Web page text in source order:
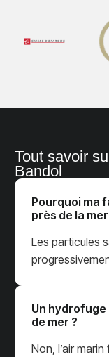
Tout savoir
Bandol
Pourquoi ma
près de la mer
Les particules
Un
de mer ?
Non, l’air